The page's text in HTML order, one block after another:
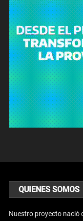
QUIENES SOMOS
Nuestro proyecto nació